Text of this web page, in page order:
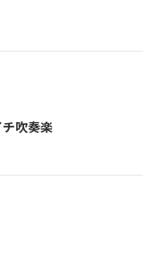
吹奏楽